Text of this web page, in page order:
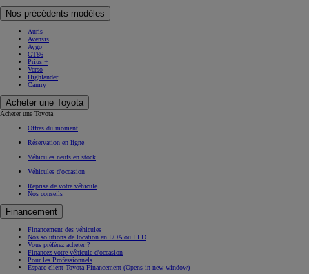
Nos précédents modèles
Auris
Avensis
Aygo
GT86
Prius +
Verso
Highlander
Camry
Acheter une Toyota
Acheter une Toyota
Offres du moment
Réservation en ligne
Véhicules neufs en stock
Véhicules d'occasion
Reprise de votre véhicule
Nos conseils
Financement
Financement des véhicules
Nos solutions de location en LOA ou LLD
Vous préférez acheter ?
Financez votre véhicule d'occasion
Pour les Professionnels
Espace client Toyota Financement (Opens in new window)